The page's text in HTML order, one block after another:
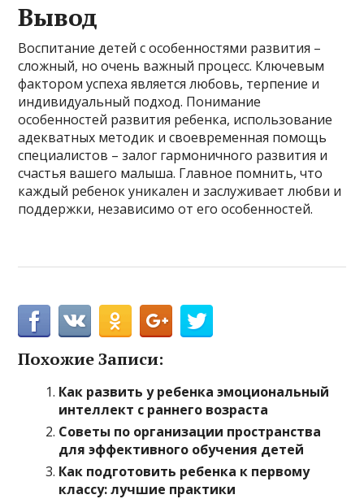
Вывод
Воспитание детей с особенностями развития –
сложный, но очень важный процесс. Ключевым
фактором успеха является любовь, терпение и
индивидуальный подход. Понимание
особенностей развития ребенка, использование
адекватных методик и своевременная помощь
специалистов – залог гармоничного развития и
счастья вашего малыша. Главное помнить, что
каждый ребенок уникален и заслуживает любви и
поддержки, независимо от его особенностей.
Похожие Записи:
Как развить у ребенка эмоциональный
интеллект с раннего возраста
Советы по организации пространства
для эффективного обучения детей
Как подготовить ребенка к первому
классу: лучшие практики